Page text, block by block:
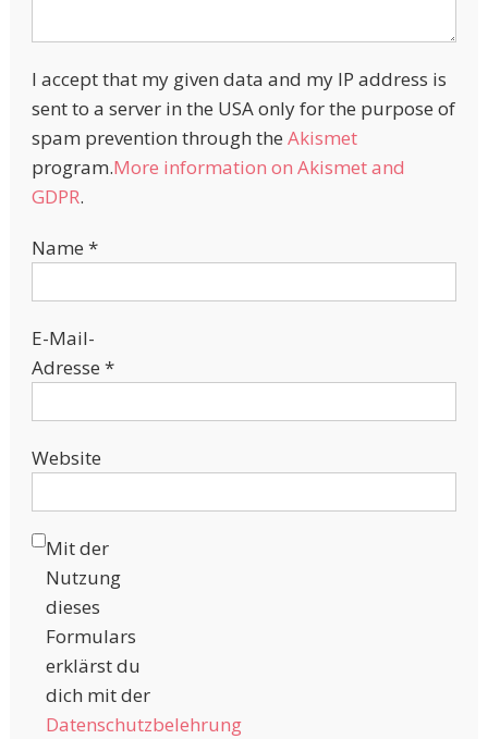
I accept that my given data and my IP address is
sent to a server in the USA only for the purpose of
spam prevention through the Akismet
program.More information on Akismet and
GDPR.
Name *
E-Mail-
Adresse *
Website
Mit der
Nutzung
dieses
Formulars
erklärst du
dich mit der
Datenschutzbelehrung